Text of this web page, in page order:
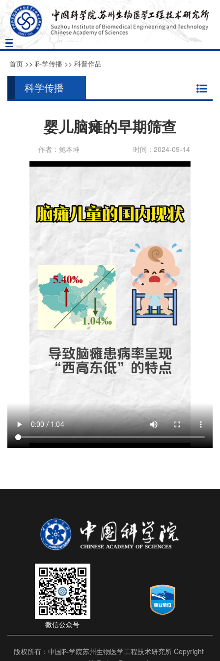
Toggle
navigation
首页 >> 科学传播 >> 科普作品
科学传播
婴儿脑瘫的早期筛查
作者：鲍本坤 时间：2024-09-14
微信公众号
版权所有：中国科学院苏州生物医学工程技术研究所 Copyright